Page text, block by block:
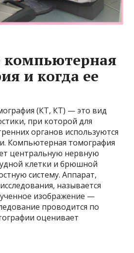
компьютерная
и когда ее
(КТ, КТ) — это вид
при которой для
органов используются
Компьютерная томография
центральную нервную
клетки и брюшной
систему. Аппарат,
называется
изображение —
проводится по
оценивает